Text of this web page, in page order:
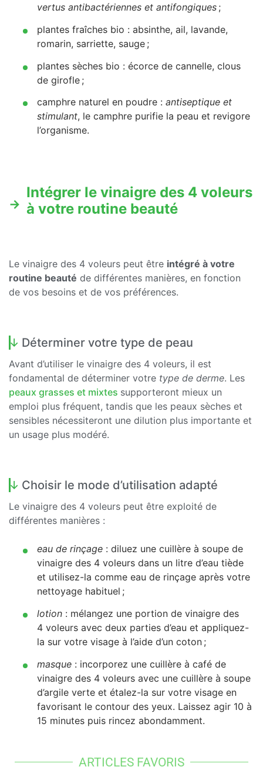
vertus antibactériennes et antifongiques ;
plantes fraîches bio : absinthe, ail, lavande,
romarin, sarriette, sauge ;
plantes sèches bio : écorce de cannelle, clous
de girofle ;
camphre naturel en poudre : antiseptique et
stimulant, le camphre purifie la peau et revigore
l’organisme.
Intégrer le vinaigre des 4 voleurs
à votre routine beauté
Le vinaigre des 4 voleurs peut être intégré à votre
routine beauté de différentes manières, en fonction
de vos besoins et de vos préférences.
Déterminer votre type de peau
Avant d’utiliser le vinaigre des 4 voleurs, il est
fondamental de déterminer votre type de derme. Les
peaux grasses et mixtes supporteront mieux un
emploi plus fréquent, tandis que les peaux sèches et
sensibles nécessiteront une dilution plus importante et
un usage plus modéré.
Choisir le mode d’utilisation adapté
Le vinaigre des 4 voleurs peut être exploité de
différentes manières :
eau de rinçage : diluez une cuillère à soupe de
vinaigre des 4 voleurs dans un litre d’eau tiède
et utilisez-la comme eau de rinçage après votre
nettoyage habituel ;
lotion : mélangez une portion de vinaigre des
4 voleurs avec deux parties d’eau et appliquez-
la sur votre visage à l’aide d’un coton ;
masque : incorporez une cuillère à café de
vinaigre des 4 voleurs avec une cuillère à soupe
d’argile verte et étalez-la sur votre visage en
favorisant le contour des yeux. Laissez agir 10 à
15 minutes puis rincez abondamment.
ARTICLES FAVORIS